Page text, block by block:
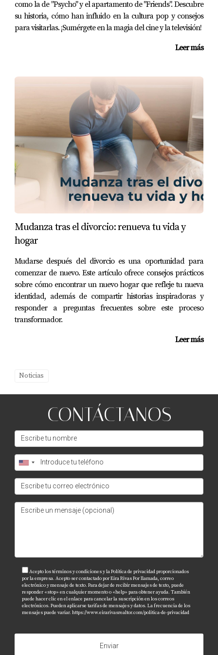
Lee opiniones sobre la plataforma elegida.
Recuerda que no todos los préstamos son iguales; lo
que funciona para uno puede no ser adecuado para
RIESGOS Y BENEFICIOS DE
PRÉSTAMOS PEER-TO-PEER
Los préstamos peer-to-peer (P2P) han ganado
popularidad entre los freelancers como una
alternativa viable a las opciones bancarias
tradicionales. Estos préstamos son facilitados por
plataformas que conectan directamente a
prestatarios e inversores.
Beneficios del Préstamo P2P
Tasas potencialmente más bajas.
Mayor flexibilidad en términos de pago.
Riesgos Asociados
Pueden existir tarifas ocultas.
No siempre están regulados como los bancos
tradicionales.
Pueden haber variaciones significativas en las
ofrecen ventajas significativas, también presentan
PREGUNTAS FRECUENTES
¿Qué es una fintech?
Las fintech son empresas tecnológicas que ofrecen
servicios financieros innovadores utilizando
tecnología digital.
¿Son seguros los préstamos P2P?
¿Cómo puedo mejorar mi puntuación
crediticia?
Pagar tus cuentas a tiempo y mantener bajos tus
saldos son dos maneras efectivas de mejorar tu
¿Qué documentos necesito para solicitar
como la de "Psycho" y el apartamento de "Friends". Descubre
su historia, cómo han influido en la cultura pop y consejos
para visitarlas. ¡Sumérgete en la magia del cine y la televisión!
Leer más
Mudanza tras el divorcio: renueva tu vida y
hogar
Mudarse después del divorcio es una oportunidad para
comenzar de nuevo. Este artículo ofrece consejos prácticos
sobre cómo encontrar un nuevo hogar que refleje tu nueva
identidad, además de compartir historias inspiradoras y
responder a preguntas frecuentes sobre este proceso
transformador.
Leer más
Noticias
CONTÁCTANOS
Acepto los términos y condiciones y la Política de privacidad proporcionados
por la empresa. Acepto ser contactado por Eira Rivas Por llamada, correo
electrónico y mensaje de texto. Para dejar de recibir mensajes de texto, puede
responder «stop» en cualquier momento o «help» para obtener ayuda. También
puede hacer clic en el enlace para cancelar la suscripción en los correos
electrónicos. Pueden aplicarse tarifas de mensajes y datos. La frecuencia de los
mensajes puede variar. https://www.eirarivasrealtor.com/politica-de-privacidad
Enviar